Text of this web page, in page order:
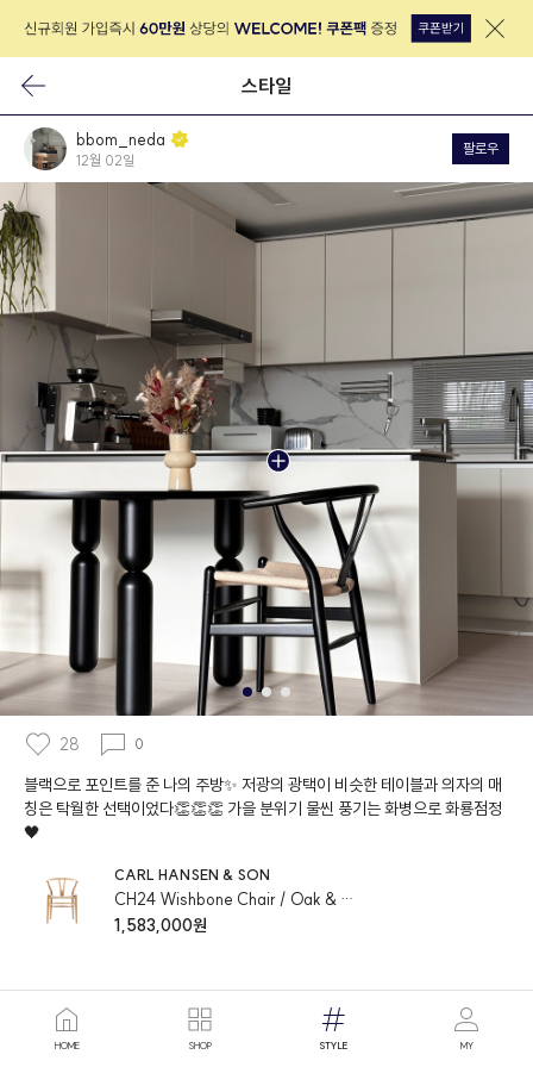
스타일
bbom_neda
12월 02일
팔로우
28 0
블랙으로 포인트를 준 나의 주방✨ 저광의 광택이 비슷한 테이블과 의자의 매
칭은 탁월한 선택이었다👏👏👏 가을 분위기 물씬 풍기는 화병으로 화룡점정
🖤
CARL HANSEN & SON
CH24 Wishbone Chair / Oak & Oil finish / Natural paper cord seat
1,583,000원
HOME SHOP STYLE MY